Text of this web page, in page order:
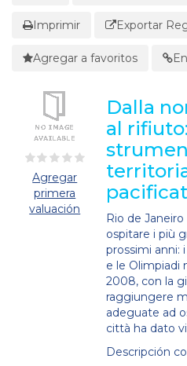
Imprimir Exportar
Agregar a favoritos
Agregar
primera
valuación
Dalla
al
Rio de
ospitare i più
prossimi anni:
e le Olimpiadi
2008, con la
raggiungere
adeguate ad
città ha dato
Descripción